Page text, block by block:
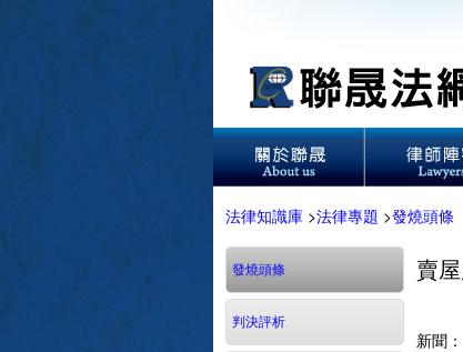
法律知識庫 >法律專題 >發燒頭條
發燒頭條
判決評析
賣
新聞：